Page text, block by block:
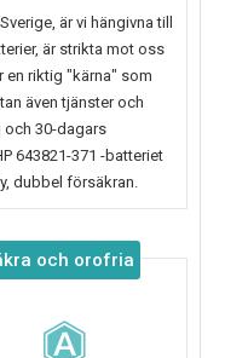
är vi hängivna till
är strikta mot oss
en riktig "kärna" som
även tjänster och
och 30-dagars
643821-371 -batteriet
dubbel försäkran.
och orofria